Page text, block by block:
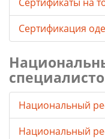
Сертификация
Национальный
Национальный